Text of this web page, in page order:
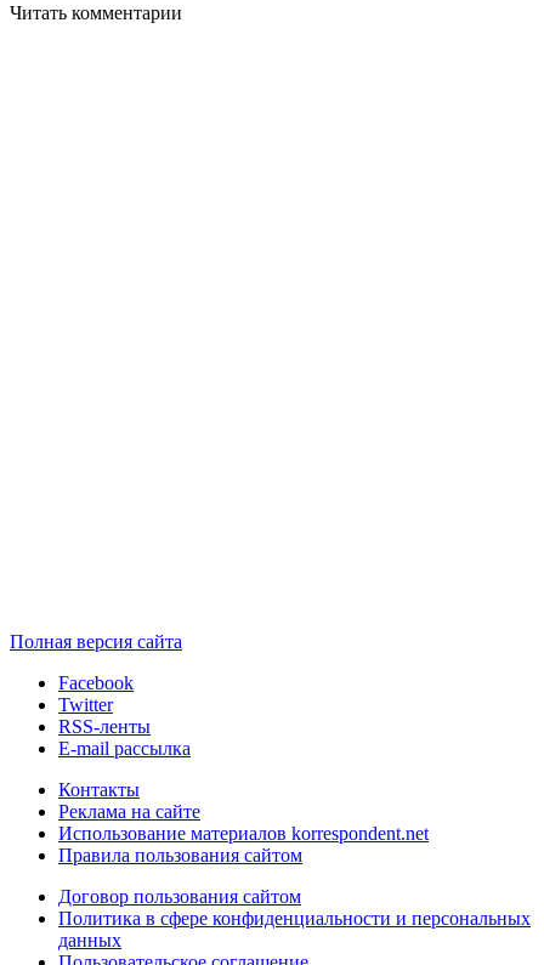
Читать комментарии
Полная версия сайта
Facebook
Twitter
RSS-ленты
E-mail рассылка
Контакты
Реклама на сайте
Использование материалов korrespondent.net
Правила пользования сайтом
Договор пользования сайтом
Политика в сфере конфиденциальности и персональных
данных